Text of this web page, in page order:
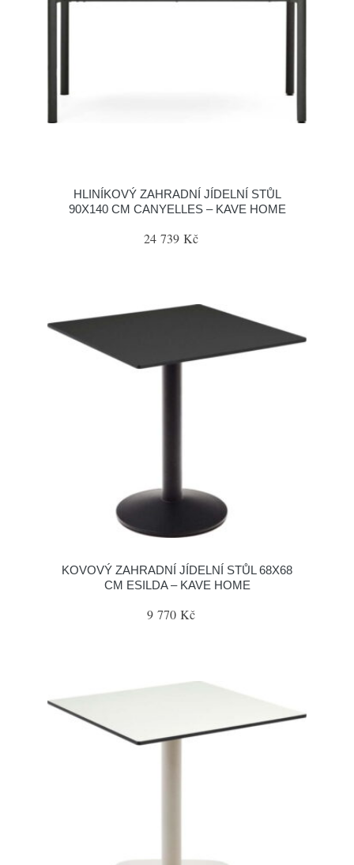
HLINÍKOVÝ ZAHRADNÍ JÍDELNÍ STŮL
90X140 CM CANYELLES – KAVE HOME
24 739 Kč
KOVOVÝ ZAHRADNÍ JÍDELNÍ STŮL 68X68
CM ESILDA – KAVE HOME
9 770 Kč